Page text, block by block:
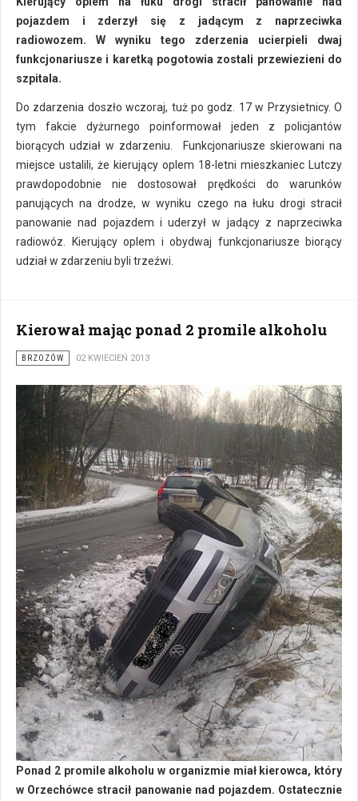
pojazdem i zderzył się z jadącym z naprzeciwka
radiowozem. W wyniku tego zderzenia ucierpieli dwaj
funkcjonariusze i karetką pogotowia zostali przewiezieni do
szpitala.
Do zdarzenia doszło wczoraj, tuż po godz. 17 w Przysietnicy. O
tym fakcie dyżurnego poinformował jeden z policjantów
biorących udział w zdarzeniu. Funkcjonariusze skierowani na
miejsce ustalili, że kierujący oplem 18-letni mieszkaniec Lutczy
prawdopodobnie nie dostosował prędkości do warunków
panujących na drodze, w wyniku czego na łuku drogi stracił
panowanie nad pojazdem i uderzył w jadący z naprzeciwka
radiowóz. Kierujący oplem i obydwaj funkcjonariusze biorący
udział w zdarzeniu byli trzeźwi.
Kierował mając ponad 2 promile alkoholu
BRZOZÓW 02 KWIECIEŃ 2013
Ponad 2 promile alkoholu w organizmie miał kierowca, który
w Orzechówce stracił panowanie nad pojazdem. Ostatecznie